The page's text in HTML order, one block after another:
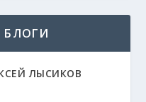
БЛОГИ
ЛЫСИКОВ